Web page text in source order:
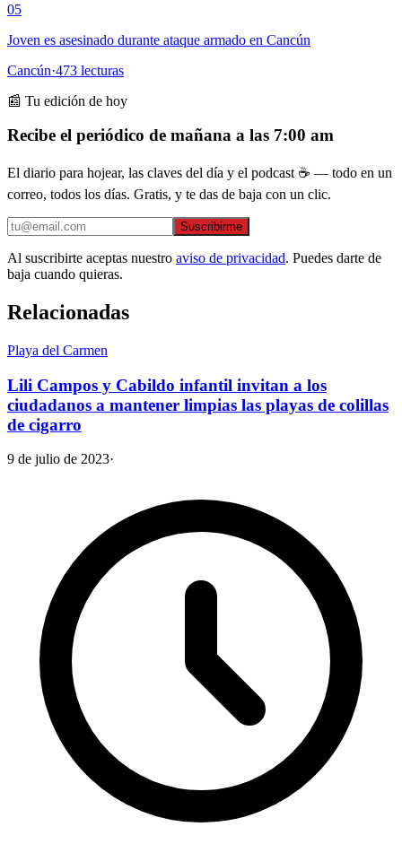
05
Joven es asesinado durante ataque armado en Cancún
Cancún·473 lecturas
📰 Tu edición de hoy
Recibe el periódico de mañana a las 7:00 am
El diario para hojear, las claves del día y el podcast ☕ — todo en un
correo, todos los días. Gratis, y te das de baja con un clic.
Suscribirme
Al suscribirte aceptas nuestro aviso de privacidad. Puedes darte de
baja cuando quieras.
Relacionadas
Playa del Carmen
Lili Campos y Cabildo infantil invitan a los
ciudadanos a mantener limpias las playas de colillas
de cigarro
9 de julio de 2023·